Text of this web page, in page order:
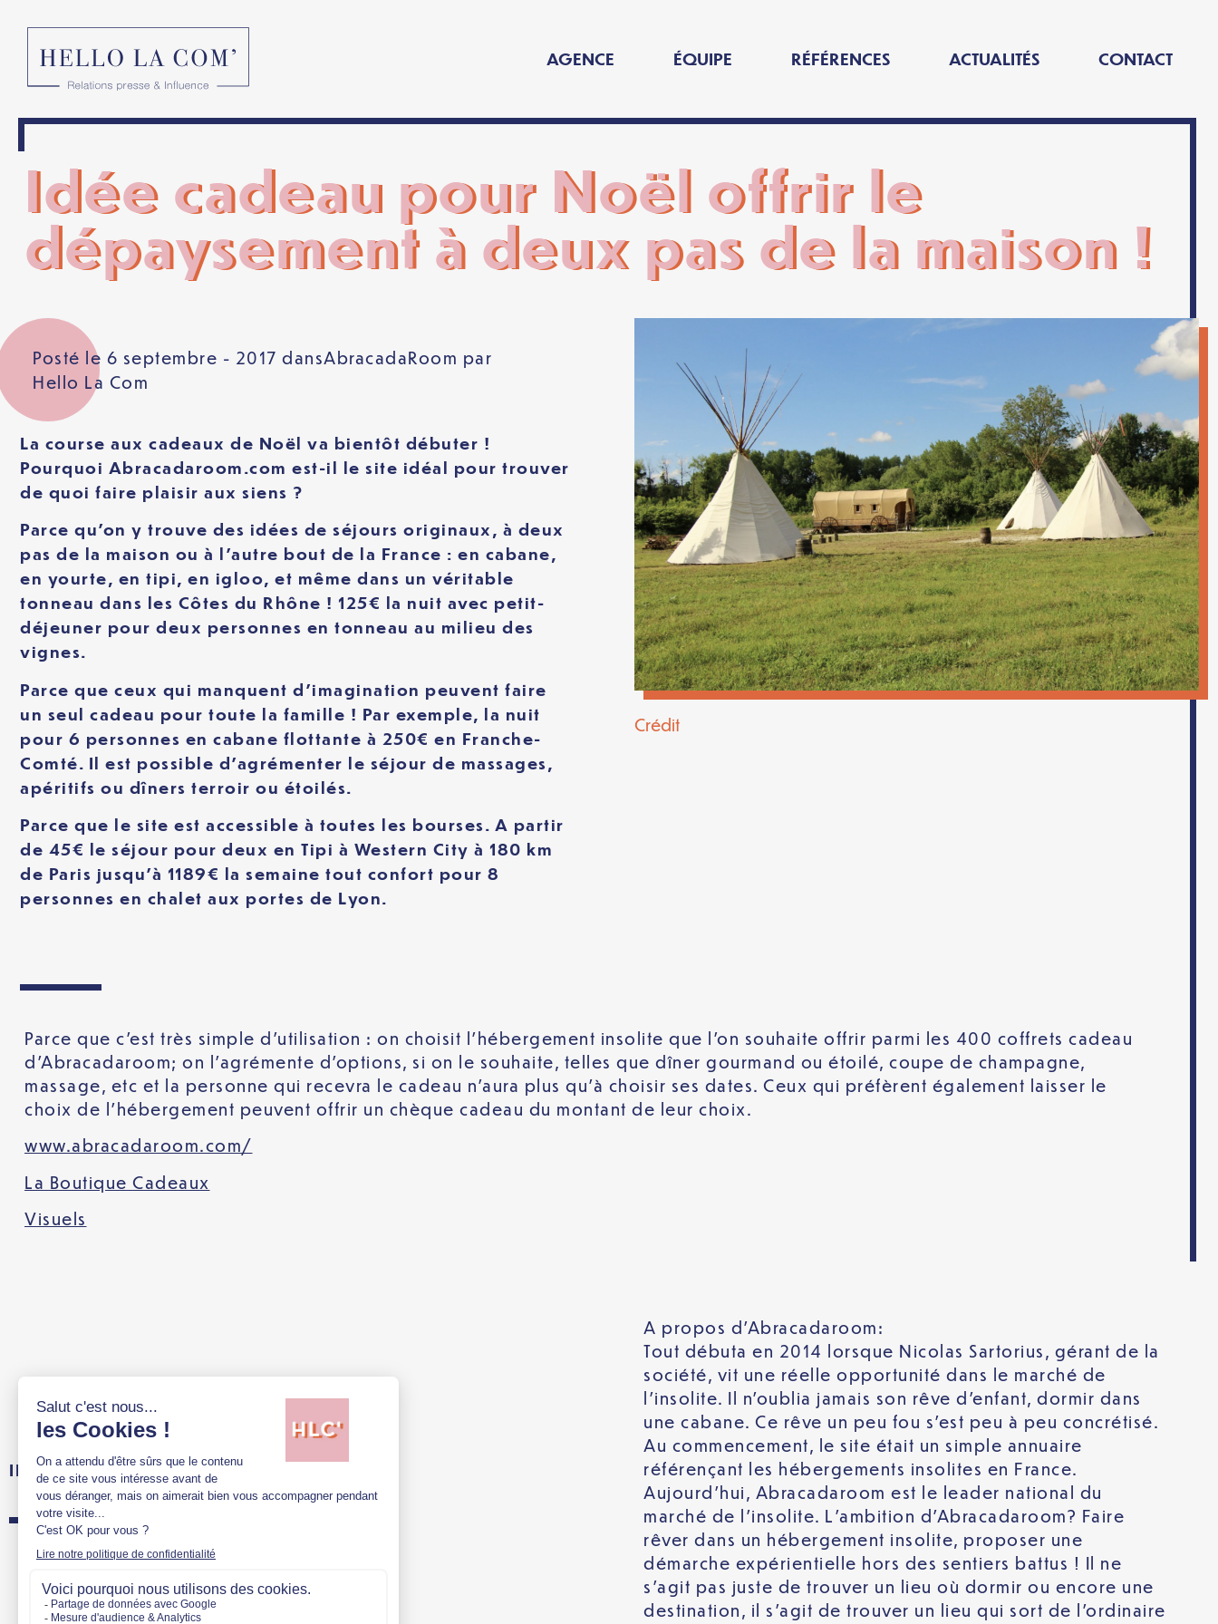
AGENCE ÉQUIPE RÉFÉRENCES ACTUALITÉS CONTACT
Idée cadeau pour Noël offrir le
dépaysement à deux pas de la maison !
Posté le 6 septembre - 2017 dansAbracadaRoom par
Hello La Com
La course aux cadeaux de Noël va bientôt débuter !
Pourquoi Abracadaroom.com est-il le site idéal pour trouver
de quoi faire plaisir aux siens ?
Parce qu’on y trouve des idées de séjours originaux, à deux
pas de la maison ou à l’autre bout de la France : en cabane,
en yourte, en tipi, en igloo, et même dans un véritable
tonneau dans les Côtes du Rhône ! 125€ la nuit avec petit-
déjeuner pour deux personnes en tonneau au milieu des
vignes.
Parce que ceux qui manquent d’imagination peuvent faire
un seul cadeau pour toute la famille ! Par exemple, la nuit
pour 6 personnes en cabane flottante à 250€ en Franche-
Comté. Il est possible d’agrémenter le séjour de massages,
apéritifs ou dîners terroir ou étoilés.
Parce que le site est accessible à toutes les bourses. A partir
de 45€ le séjour pour deux en Tipi à Western City à 180 km
de Paris jusqu’à 1189€ la semaine tout confort pour 8
personnes en chalet aux portes de Lyon.
Crédit
Parce que c’est très simple d’utilisation : on choisit l’hébergement insolite que l’on souhaite offrir parmi les 400 coffrets cadeau
d’Abracadaroom; on l’agrémente d’options, si on le souhaite, telles que dîner gourmand ou étoilé, coupe de champagne,
massage, etc et la personne qui recevra le cadeau n’aura plus qu’à choisir ses dates. Ceux qui préfèrent également laisser le
choix de l’hébergement peuvent offrir un chèque cadeau du montant de leur choix.
www.abracadaroom.com/
La Boutique Cadeaux
Visuels
INFORMATIONS PRATIQUES
A propos d’Abracadaroom:
Tout débuta en 2014 lorsque Nicolas Sartorius, gérant de la
société, vit une réelle opportunité dans le marché de
l’insolite. Il n’oublia jamais son rêve d’enfant, dormir dans
une cabane. Ce rêve un peu fou s’est peu à peu concrétisé.
Au commencement, le site était un simple annuaire
référençant les hébergements insolites en France.
Aujourd’hui, Abracadaroom est le leader national du
marché de l’insolite. L’ambition d’Abracadaroom? Faire
rêver dans un hébergement insolite, proposer une
démarche expérientielle hors des sentiers battus ! Il ne
s’agit pas juste de trouver un lieu où dormir ou encore une
destination, il s’agit de trouver un lieu qui sort de l’ordinaire